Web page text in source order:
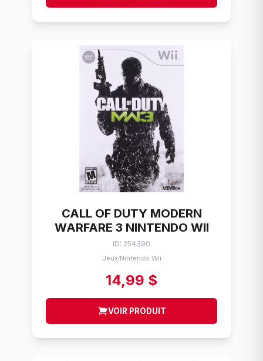
CALL OF DUTY MODERN
WARFARE 3 NINTENDO WII
ID: 254390
Jeux/Nintendo Wii
14,99 $
VOIR PRODUIT